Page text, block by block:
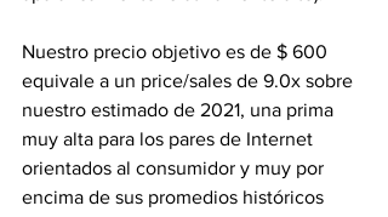
Nuestro precio objetivo es de $ 600
equivale a un price/sales de 9.0x sobre
nuestro estimado de 2021, una prima
muy alta para los pares de Internet
orientados al consumidor y muy por
encima de sus promedios históricos